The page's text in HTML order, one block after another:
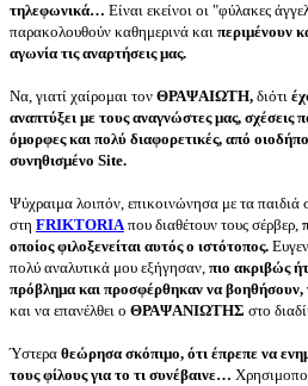
τηλεφωνικά… Είναι εκείνοι οι "φύλακες
παρακολουθούν καθημερινά και περιμένουν
αγωνία τις αναρτήσεις μας.
Να, γιατί χαίρομαι τον ΘΡΑΨΑΙΩΤΗ, διότι
αναπτύξει με τους αναγνώστες μας, σχέσεις
όμορφες και πολύ διαφορετικές, από
συνηθισμένο Site.
Ψύχραιμα λοιπόν, επικοινώνησα με τα παιδιά
στη FRΙKTORIAπου διαθέτουν τους σέρβερ,
οποίος φιλοξενείται αυτός ο ιστότοπος.
πολύ αναλυτικά μου εξήγησαν, πιο ακριβώς
πρόβλημα και προσφέρθηκαν να βοηθήσουν,
και να επανέλθει ο ΘΡΑΨΑΝΙΩΤΗΣ στο
Ύστερα θεώρησα σκόπιμο, ότι έπρεπε να
τους φίλους για το τι συνέβαινε…